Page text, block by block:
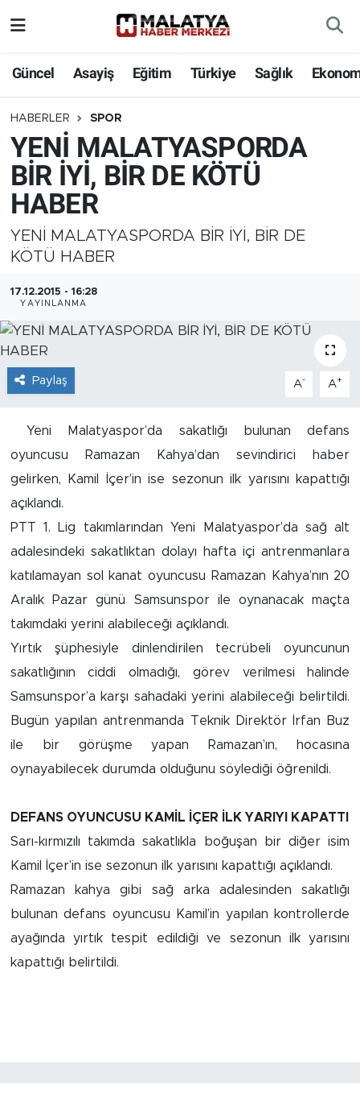
Güncel Asayiş Eğitim Türkiye Sağlık
HABERLER SPOR
YENİ MALATYASPORDA
BİR İYİ, BİR DE KÖTÜ
HABER
YENİ MALATYASPORDA BİR İYİ, BİR DE
KÖTÜ HABER
17.12.2015 - 16:28
YAYINLANMA
Paylaş A- A+
Yeni Malatyaspor’da sakatlığı bulunan defans
oyuncusu Ramazan Kahya’dan sevindirici haber
gelirken, Kamil İçer’in ise sezonun ilk yarısını kapattığı
açıklandı.
PTT 1. Lig takımlarından Yeni Malatyaspor’da sağ alt
adalesindeki sakatlıktan dolayı hafta içi antrenmanlara
katılamayan sol kanat oyuncusu Ramazan Kahya’nın 20
Aralık Pazar günü Samsunspor ile oynanacak maçta
takımdaki yerini alabileceği açıklandı.
Yırtık şüphesiyle dinlendirilen tecrübeli oyuncunun
sakatlığının ciddi olmadığı, görev verilmesi halinde
Samsunspor’a karşı sahadaki yerini alabileceği belirtildi.
Bugün yapılan antrenmanda Teknik Direktör İrfan Buz
ile bir görüşme yapan Ramazan’ın, hocasına
oynayabilecek durumda olduğunu söylediği öğrenildi.
DEFANS OYUNCUSU KAMİL İÇER İLK YARIYI KAPATTI
Sarı-kırmızılı takımda sakatlıkla boğuşan bir diğer isim
Kamil İçer’in ise sezonun ilk yarısını kapattığı açıklandı.
Ramazan kahya gibi sağ arka adalesinden sakatlığı
bulunan defans oyuncusu Kamil’in yapılan kontrollerde
ayağında yırtık tespit edildiği ve sezonun ilk yarısını
kapattığı belirtildi.
Eğitim
Türkiye
Sağlık
Ekonomi
Güncel
Kültür
Teknoloji
İş İlanları
Dünya
Spor
Kuluncak
Yeşilyurt
Doğanyol
Arapgir
Darende
Doğanşehir
Kale